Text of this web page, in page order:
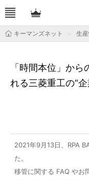
キーマンズネット 生
「時間本位」か
れる三菱重工の“
2021年9月13日、RPA
た。
移管に関する FAQ やお